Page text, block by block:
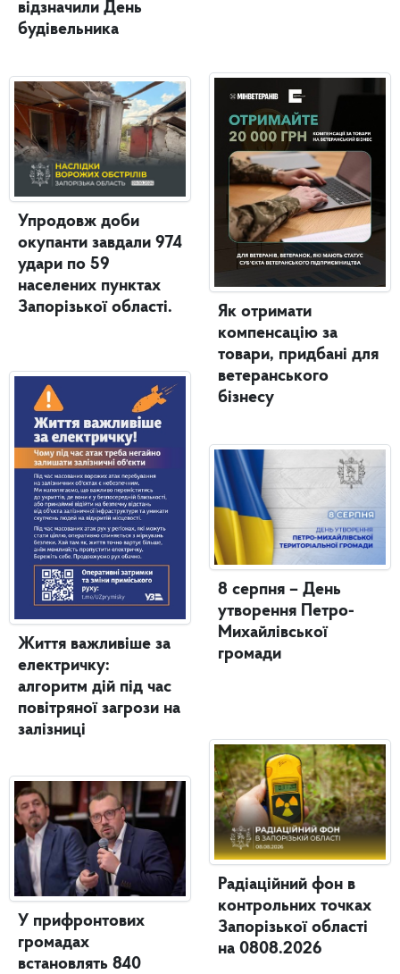
відзначили День
будівельника
Упродовж доби
окупанти завдали 974
удари по 59
населених пунктах
Запорізької області.
Життя важливіше за
електричку:
алгоритм дій під час
повітряної загрози на
залізниці
У прифронтових
громадах
встановлять 840
Як отримати
компенсацію за
товари, придбані для
ветеранського
бізнесу
8 серпня – День
утворення Петро-
Михайлівської
громади
Радіаційний фон в
контрольних точках
Запорізької області
на 0808.2026